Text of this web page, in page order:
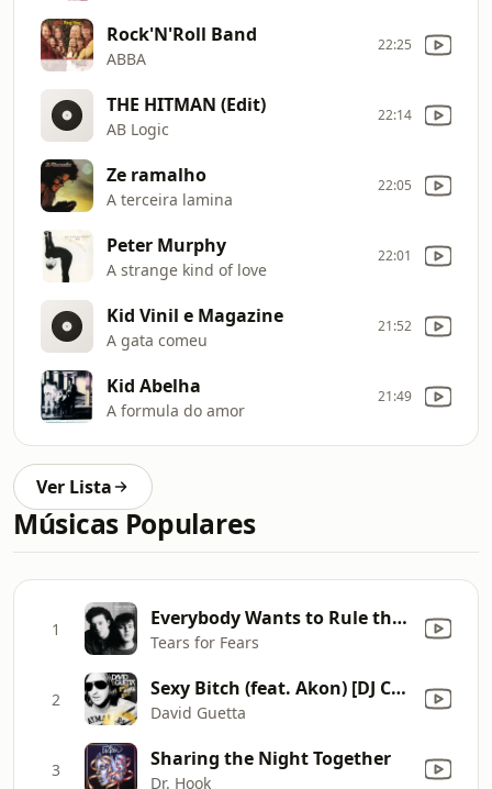
Rock'N'Roll Band
ABBA
22:25
THE HITMAN (Edit)
AB Logic
22:14
Ze ramalho
A terceira lamina
22:05
Peter Murphy
A strange kind of love
22:01
Kid Vinil e Magazine
A gata comeu
21:52
Kid Abelha
A formula do amor
21:49
Ver Lista
Músicas Populares
1 Everybody Wants to Rule the World
Tears for Fears
2 Sexy Bitch (feat. Akon) [DJ Chuckie & Lil Jon Remix Edit]
David Guetta
3 Sharing the Night Together
Dr. Hook